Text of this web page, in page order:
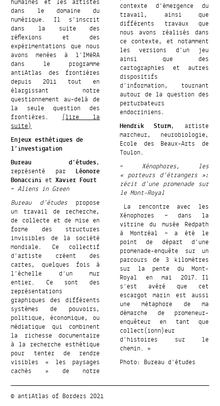
dans le domaine du
numérique. Il s’inscrit
dans la suite des
réflexions et des
expérimentations que nous
avons menées à l’IMéRA
dans le programme
antiAtlas des frontières
depuis 2011 tout en
élargissant notre
questionnement au-delà de
la seule question des
frontières.(lire la
suite)
Enjeux esthétiques de
l’investigation
Bureau d’études,
représenté par Léonore
Bonaccini etXavier Fourt
–Aliens in Green
Bureau d’études propose
un travail de recherche,
de collecte et de mise en
forme des structures
invisibles de la société
mondiale. Ce collectif
d’artiste créent des
cartes, quelques fois à
l’échelle d‘un mur
entier. Ce sont des
représentations
graphiques des différents
systèmes de pouvoirs,
politique, économique, ou
médiatique qui combinent
la richesse documentaire
à la recherche esthétique
pour tenter de rendre
visibles « les paysages
cachés » de notre
contexte d’émergence du
travail, ainsi que
différents travaux que
nous avons réalisés dans
ce contexte, et notamment
les versions d’un jeu
ainsi que des
cartographies et autres
dispositifs
d’information, tournant
autour de la question des
perturbateurs
endocriniens.
Hendrik Sturm, artiste
marcheur, neurobiologie,
Ecole des Beaux-Arts de
Toulon.
– Xénophores, les
« porteurs d’étrangers »:
récit d’une promenade sur
le Mont-Royal
La rencontre avec les
Xénophores – dans la
vitrine du musée Redpath
à Montréal – a été le
point de départ d’une
promenade-enquête sur un
parcours de 3 kilomètres
sur la pente du Mont-
Royal en mai 2017. Il
s’est avéré que cet
escargot marin est aussi
une métaphore de ma
démarche de promeneur-
enquêteur en tant que
collect(ionn)eur
d’histoires sur le
chemin. »
Photo: Bureau d’études
© antiAtlas of Borders 2021